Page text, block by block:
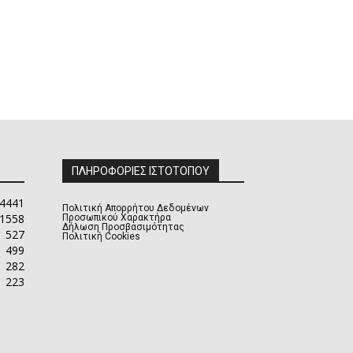
4441
1558
527
499
282
223
ΠΛΗΡΟΦΟΡΙΕΣ ΙΣΤΟΤΟΠΟΥ
Πολιτική Απορρήτου Δεδομένων
Προσωπικού Χαρακτήρα
Δήλωση Προσβασιμότητας
Πολιτική Cookies